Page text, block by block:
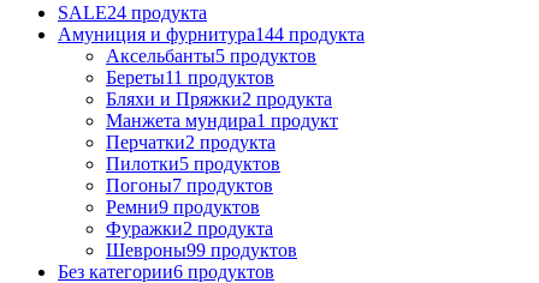
SALE24 продукта
Амуниция и фурнитура144 продукта
Аксельбанты5 продуктов
Береты11 продуктов
Бляхи и Пряжки2 продукта
Манжета мундира1 продукт
Перчатки2 продукта
Пилотки5 продуктов
Погоны7 продуктов
Ремни9 продуктов
Фуражки2 продукта
Шевроны99 продуктов
Без категории6 продуктов